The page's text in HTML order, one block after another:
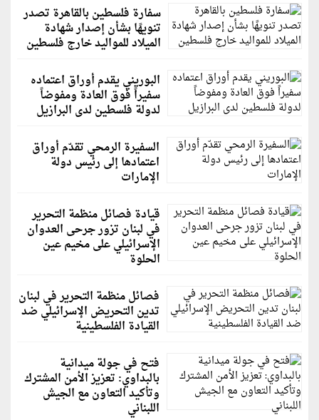
سفارة فلسطين بالقاهرة تصدر
تنويهًا بشأن إصدار شهادة
الميلاد للمواليد خارج فلسطين
البوريني يقدم أوراق اعتماده
سفيراً فوق العادة ومفوضاً
لدولة فلسطين لدى البرازيل
السفيرة الرمحي تقدّم أوراق
اعتمادها إلى رئيس دولة
الإمارات
قيادة فصائل منظمة التحرير
في لبنان تزور جرحى العدوان
الإسرائيلي على مخيم عين
الحلوة
فصائل منظمة التحرير في لبنان
تدين التحريض الإسرائيلي ضد
القيادة الفلسطينية
فتح في جولة ميدانية
بالبداوي: تعزيز الأمن المشترك
وتأكيد التعاون مع الجيش
اللبناني